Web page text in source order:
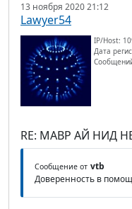
13 ноября 2020 21:12
Lawyer54
IP/Host:
Дата
RE: МАВР АЙ НИД
Сообщение от vtb
Доверенность в